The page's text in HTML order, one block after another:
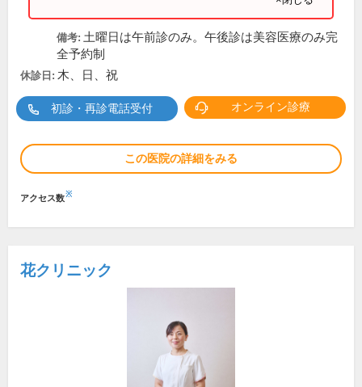
備考: 土曜日は午前診のみ。午後診は美容医療のみ完
全予約制
休診日: 木、日、祝
初診・再診電話受付 オンライン診療
この医院の詳細をみる
アクセス数※
花クリニック